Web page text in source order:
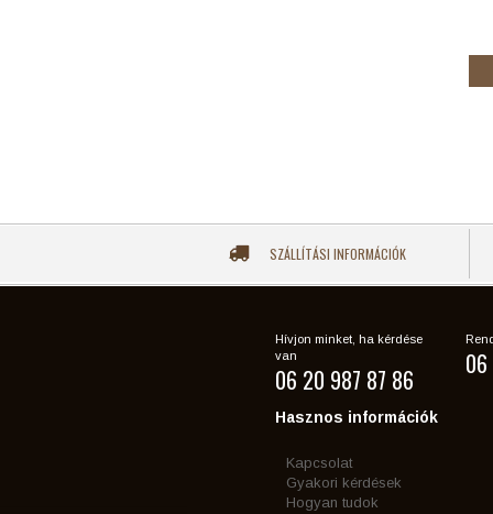
SZÁLLÍTÁSI INFORMÁCIÓK
Hívjon minket, ha kérdése
van
06 20 987 87 86
Hasznos információk
Kapcsolat
Gyakori kérdések
Hogyan tudok